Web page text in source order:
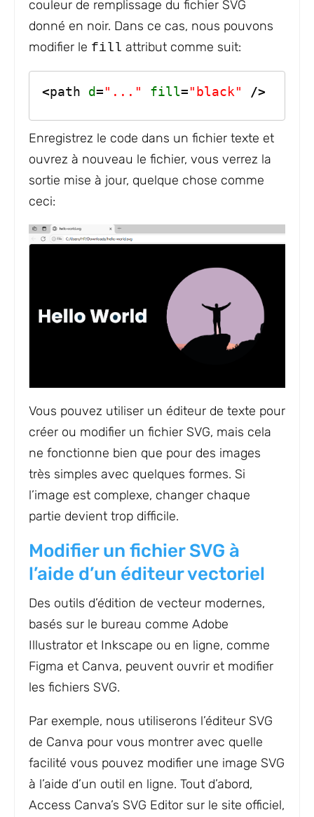
couleur de remplissage du fichier SVG
donné en noir. Dans ce cas, nous pouvons
modifier le fill attribut comme suit:
<path d="..." fill="black" />
Enregistrez le code dans un fichier texte et
ouvrez à nouveau le fichier, vous verrez la
sortie mise à jour, quelque chose comme
ceci:
Vous pouvez utiliser un éditeur de texte pour
créer ou modifier un fichier SVG, mais cela
ne fonctionne bien que pour des images
très simples avec quelques formes. Si
l’image est complexe, changer chaque
partie devient trop difficile.
Modifier un fichier SVG à
l’aide d’un éditeur vectoriel
Des outils d’édition de vecteur modernes,
basés sur le bureau comme Adobe
Illustrator et Inkscape ou en ligne, comme
Figma et Canva, peuvent ouvrir et modifier
les fichiers SVG.
Par exemple, nous utiliserons l’éditeur SVG
de Canva pour vous montrer avec quelle
facilité vous pouvez modifier une image SVG
à l’aide d’un outil en ligne. Tout d’abord,
Access Canva’s SVG Editor sur le site officiel,